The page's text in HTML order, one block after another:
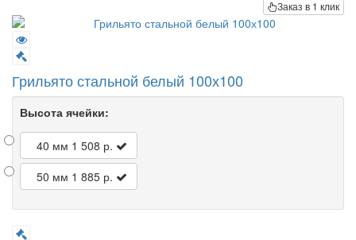
Заказ в 1 клик
Грильято стальной белый 100х100
Высота ячейки:
40 мм 1 508 р.
50 мм 1 885 р.